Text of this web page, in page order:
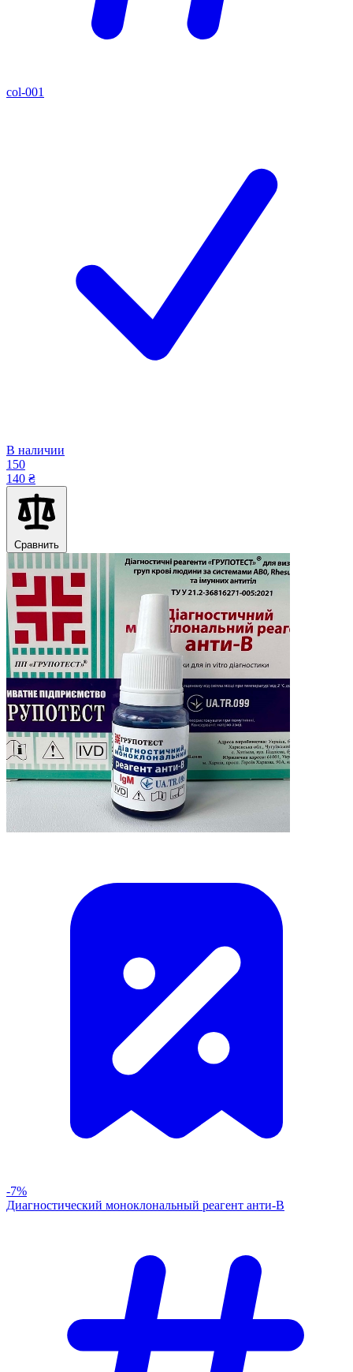
col-001
В наличии
150
140 ₴
Сравнить
-7%
Диагностический моноклональный реагент анти-В